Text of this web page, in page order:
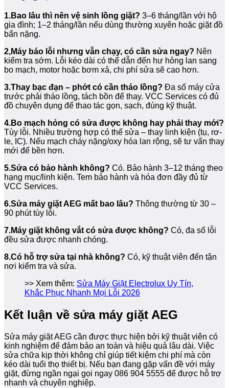
1.Bao lâu thì nên vệ sinh lồng giặt? 3–6 tháng/lần với hộ
gia đình; 1–2 tháng/lần nếu dùng thường xuyên hoặc giặt đồ
bẩn nặng.
2,Máy báo lỗi nhưng vẫn chạy, có cần sửa ngay? Nên
kiểm tra sớm. Lỗi kéo dài có thể dẫn đến hư hỏng lan sang
bo mạch, motor hoặc bơm xả, chi phí sửa sẽ cao hơn.
3.Thay bạc đạn – phớt có cần tháo lồng? Đa số máy cửa
trước phải tháo lồng, tách bồn để thay. VCC Services có đủ
đồ chuyên dụng để thao tác gọn, sạch, đúng kỹ thuật.
4.Bo mạch hỏng có sửa được không hay phải thay mới?
Tùy lỗi. Nhiều trường hợp có thể sửa – thay linh kiện (tụ, rơ-
le, IC). Nếu mạch cháy nặng/oxy hóa lan rộng, sẽ tư vấn thay
mới để bền hơn.
5.Sửa có bảo hành không? Có. Bảo hành 3–12 tháng theo
hạng mục/linh kiện. Tem bảo hành và hóa đơn đầy đủ từ
VCC Services.
6.Sửa máy giặt AEG mất bao lâu? Thông thường từ 30 –
90 phút tùy lỗi.
7.Máy giặt không vắt có sửa được không? Có, đa số lỗi
đều sửa được nhanh chóng.
8.Có hỗ trợ sửa tại nhà không? Có, kỹ thuật viên đến tận
nơi kiểm tra và sửa.
>> Xem thêm: Sửa Máy Giặt Electrolux Uy Tín,
Khắc Phục Nhanh Mọi Lỗi 2026
Kết luận về sửa máy giặt AEG
Sửa máy giặt AEG cần được thực hiện bởi kỹ thuật viên có
kinh nghiệm để đảm bảo an toàn và hiệu quả lâu dài. Việc
sửa chữa kịp thời không chỉ giúp tiết kiệm chi phí mà còn
kéo dài tuổi thọ thiết bị. Nếu bạn đang gặp vấn đề với máy
giặt, đừng ngần ngại gọi ngay 086 904 5555 để được hỗ trợ
nhanh và chuyên nghiệp.